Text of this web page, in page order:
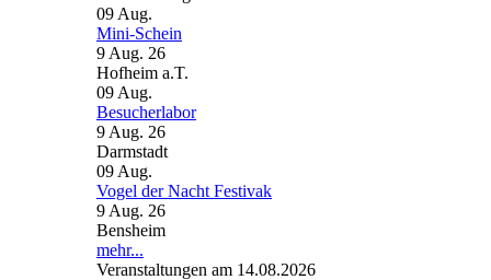
09 Aug.
Mini-Schein
9 Aug. 26
Hofheim a.T.
09 Aug.
Besucherlabor
9 Aug. 26
Darmstadt
09 Aug.
Vogel der Nacht Festivak
9 Aug. 26
Bensheim
mehr...
Veranstaltungen am 14.08.2026